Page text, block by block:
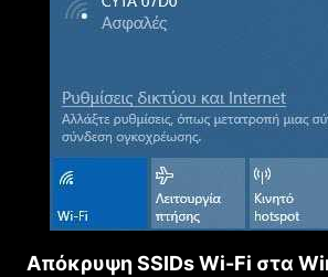
Απόκρυψη SSIDs Wi-Fi στα